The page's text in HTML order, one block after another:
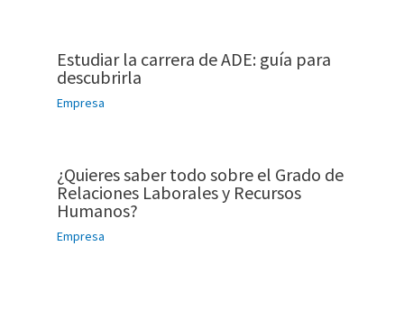
Estudiar la carrera de ADE: guía para
descubrirla
Empresa
¿Quieres saber todo sobre el Grado de
Relaciones Laborales y Recursos
Humanos?
Empresa